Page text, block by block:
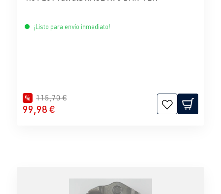
¡Listo para envío inmediato!
% 115,70 €
99,98 €